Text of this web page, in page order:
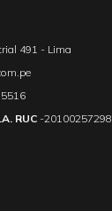
491 - Lima
RUC -20100257298